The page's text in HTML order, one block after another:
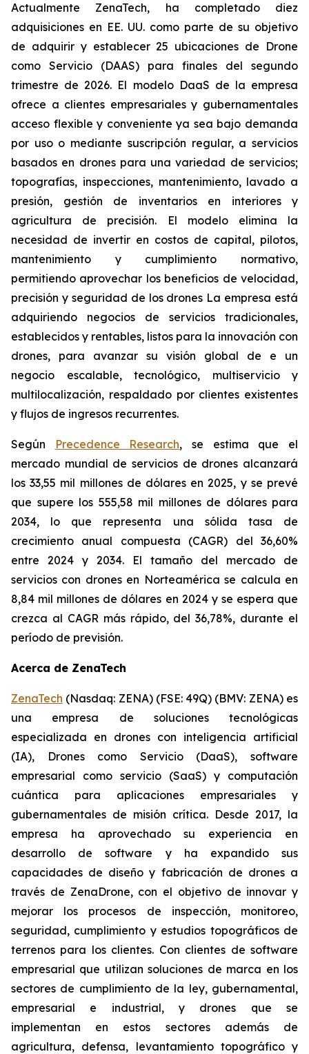
Actualmente ZenaTech, ha completado diez
adquisiciones en EE. UU. como parte de su objetivo
de adquirir y establecer 25 ubicaciones de Drone
como Servicio (DAAS) para finales del segundo
trimestre de 2026. El modelo DaaS de la empresa
ofrece a clientes empresariales y gubernamentales
acceso flexible y conveniente ya sea bajo demanda
por uso o mediante suscripción regular, a servicios
basados en drones para una variedad de servicios;
topografías, inspecciones, mantenimiento, lavado a
presión, gestión de inventarios en interiores y
agricultura de precisión. El modelo elimina la
necesidad de invertir en costos de capital, pilotos,
mantenimiento y cumplimiento normativo,
permitiendo aprovechar los beneficios de velocidad,
precisión y seguridad de los drones La empresa está
adquiriendo negocios de servicios tradicionales,
establecidos y rentables, listos para la innovación con
drones, para avanzar su visión global de e un
negocio escalable, tecnológico, multiservicio y
multilocalización, respaldado por clientes existentes
y flujos de ingresos recurrentes.
Según Precedence Research, se estima que el
mercado mundial de servicios de drones alcanzará
los 33,55 mil millones de dólares en 2025, y se prevé
que supere los 555,58 mil millones de dólares para
2034, lo que representa una sólida tasa de
crecimiento anual compuesta (CAGR) del 36,60%
entre 2024 y 2034. El tamaño del mercado de
servicios con drones en Norteamérica se calcula en
8,84 mil millones de dólares en 2024 y se espera que
crezca al CAGR más rápido, del 36,78%, durante el
período de previsión.
Acerca de ZenaTech
ZenaTech (Nasdaq: ZENA) (FSE: 49Q) (BMV: ZENA) es
una empresa de soluciones tecnológicas
especializada en drones con inteligencia artificial
(IA), Drones como Servicio (DaaS), software
empresarial como servicio (SaaS) y computación
cuántica para aplicaciones empresariales y
gubernamentales de misión crítica. Desde 2017, la
empresa ha aprovechado su experiencia en
desarrollo de software y ha expandido sus
capacidades de diseño y fabricación de drones a
través de ZenaDrone, con el objetivo de innovar y
mejorar los procesos de inspección, monitoreo,
seguridad, cumplimiento y estudios topográficos de
terrenos para los clientes. Con clientes de software
empresarial que utilizan soluciones de marca en los
sectores de cumplimiento de la ley, gubernamental,
empresarial e industrial, y drones que se
implementan en estos sectores además de
agricultura, defensa, levantamiento topográfico y